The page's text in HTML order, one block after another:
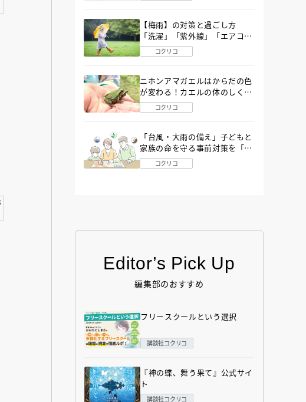
【梅雨】の対策と過ごし方
「洗濯」「紫外線」「エアコ
ン」「ゲリラ豪雨」…〔気象予
報士が完全ガイド〕
コクリコ
ニホンアマガエルはからだの色
が変わる！カエルの体のしくみ
から両生類の特ちょうまで図鑑
MOVEが解説！
コクリコ
「台風・大雨の備え」子どもと
家族の命を守る事前対策を「防
災アドバイザー」が解説
コクリコ
Editor’s Pick Up
編集部のおすすめ
フリースクールという選択
講談社コクリコ
『神の蝶、舞う果て』公式サイ
ト
講談社コクリコ